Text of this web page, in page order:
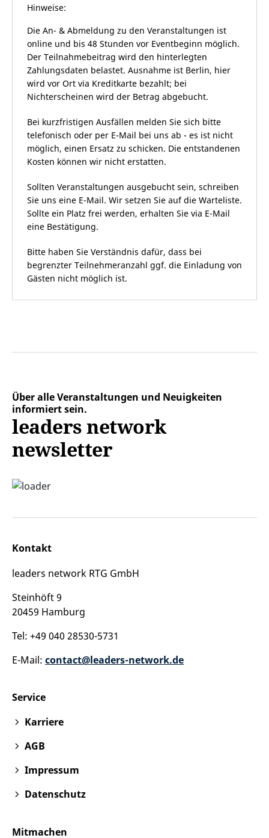
Hinweise:
Die An- & Abmeldung zu den Veranstaltungen ist
online und bis 48 Stunden vor Eventbeginn möglich.
Der Teilnahmebeitrag wird den hinterlegten
Zahlungsdaten belastet. Ausnahme ist Berlin, hier
wird vor Ort via Kreditkarte bezahlt; bei
Nichterscheinen wird der Betrag abgebucht.
Bei kurzfristigen Ausfällen melden Sie sich bitte
telefonisch oder per E-Mail bei uns ab - es ist nicht
möglich, einen Ersatz zu schicken. Die entstandenen
Kosten können wir nicht erstatten.
Sollten Veranstaltungen ausgebucht sein, schreiben
Sie uns eine E-Mail. Wir setzen Sie auf die Warteliste.
Sollte ein Platz frei werden, erhalten Sie via E-Mail
eine Bestätigung.
Bitte haben Sie Verständnis dafür, dass bei
begrenzter Teilnehmeranzahl ggf. die Einladung von
Gästen nicht möglich ist.
Über alle Veranstaltungen und Neuigkeiten
informiert sein.
leaders network
newsletter
Kontakt
leaders network RTG GmbH
Steinhöft 9
20459 Hamburg
Tel: +49 040 28530-5731
E-Mail: contact@leaders-network.de
Service
Karriere
AGB
Impressum
Datenschutz
Mitmachen